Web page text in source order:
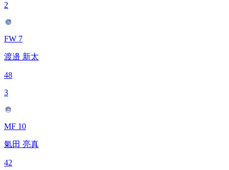
2
FW 7
渡邉 新太
48
3
MF 10
氣田 亮真
42